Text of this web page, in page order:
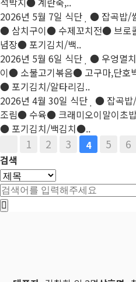
2026년 5월 7일 식단 ● 잡곡밥/
● 삼치구이● 수제꼬치전● 브로
념장● 포기김치/백..
2026년 5월 6일 식단 ● 우엉멸
이● 소불고기볶음● 고구마,단호
● 포기김치/알타리김..
2026년 4월 30일 식단 ● 잡곡밥
조림● 수육● 크래미오이말이초
● 포기김치/백김치●..
1 2 3 4 5 6
검색